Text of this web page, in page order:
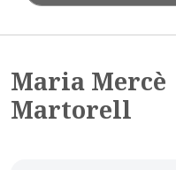
Maria Mercè
Martorell